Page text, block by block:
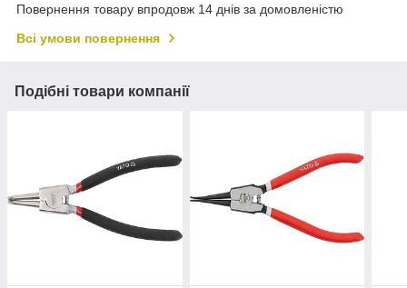
Повернення товару впродовж 14 днів за домовленістю
Всі умови повернення
Подібні товари компанії